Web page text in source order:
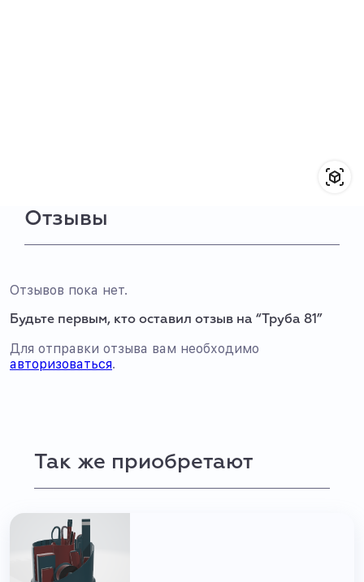
Отзывы
Отзывов пока нет.
Будьте первым, кто оставил отзыв на “Труба 81”
Для отправки отзыва вам необходимо
авторизоваться.
Так же приобретают